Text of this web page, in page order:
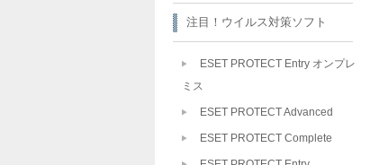
注目！ウイルス対策ソフト
ESET PROTECT Entry オンプレ
ミス
ESET PROTECT Advanced
ESET PROTECT Complete